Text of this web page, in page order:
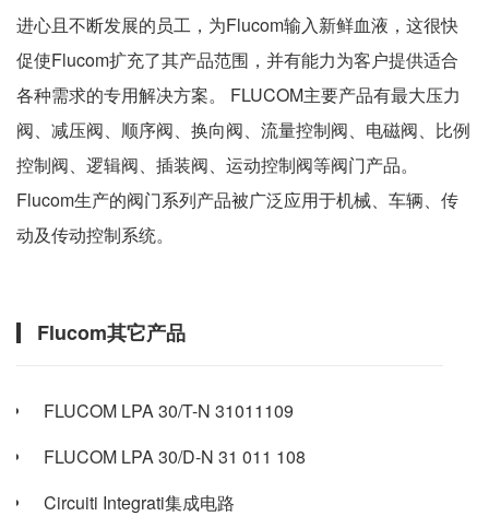
进心且不断发展的员工，为Flucom输入新鲜血液，这很快
促使Flucom扩充了其产品范围，并有能力为客户提供适合
各种需求的专用解决方案。 FLUCOM主要产品有最大压力
阀、减压阀、顺序阀、换向阀、流量控制阀、电磁阀、比例
控制阀、逻辑阀、插装阀、运动控制阀等阀门产品。
Flucom生产的阀门系列产品被广泛应用于机械、车辆、传
动及传动控制系统。
Flucom其它产品
FLUCOM LPA 30/T-N 31011109
FLUCOM LPA 30/D-N 31 011 108
Circuiti Integrati集成电路